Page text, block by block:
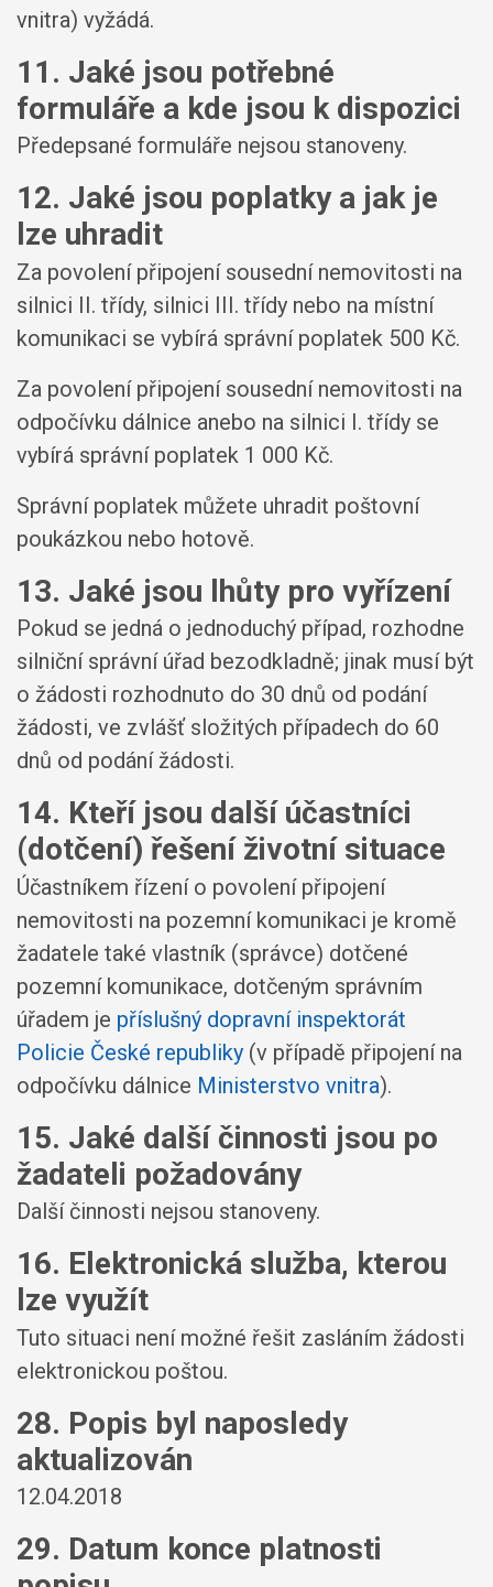
vnitra) vyžádá.
11. Jaké jsou potřebné
formuláře a kde jsou k dispozici
Předepsané formuláře nejsou stanoveny.
12. Jaké jsou poplatky a jak je
lze uhradit
Za povolení připojení sousední nemovitosti na
silnici II. třídy, silnici III. třídy nebo na místní
komunikaci se vybírá správní poplatek 500 Kč.
Za povolení připojení sousední nemovitosti na
odpočívku dálnice anebo na silnici I. třídy se
vybírá správní poplatek 1 000 Kč.
Správní poplatek můžete uhradit poštovní
poukázkou nebo hotově.
13. Jaké jsou lhůty pro vyřízení
Pokud se jedná o jednoduchý případ, rozhodne
silniční správní úřad bezodkladně; jinak musí být
o žádosti rozhodnuto do 30 dnů od podání
žádosti, ve zvlášť složitých případech do 60
dnů od podání žádosti.
14. Kteří jsou další účastníci
(dotčení) řešení životní situace
Účastníkem řízení o povolení připojení
nemovitosti na pozemní komunikaci je kromě
žadatele také vlastník (správce) dotčené
pozemní komunikace, dotčeným správním
úřadem je příslušný dopravní inspektorát
Policie České republiky (v případě připojení na
odpočívku dálnice Ministerstvo vnitra).
15. Jaké další činnosti jsou po
žadateli požadovány
Další činnosti nejsou stanoveny.
16. Elektronická služba, kterou
lze využít
Tuto situaci není možné řešit zasláním žádosti
elektronickou poštou.
28. Popis byl naposledy
aktualizován
12.04.2018
29. Datum konce platnosti